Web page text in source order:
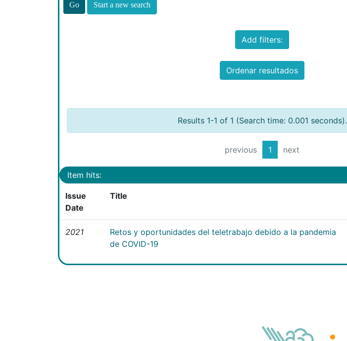
Start a new search
Add filters:
Ordenar resultados
Results 1-1 of 1 (Search time: 0.001 seconds).
previous 1 next
Item hits:
Issue
Date
Title
2021
Retos y oportunidades del teletrabajo debido a la pandemia
de COVID-19